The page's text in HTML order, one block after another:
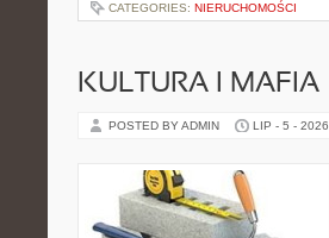
CATEGORIES: NIERUCHOMOŚCI
KULTURA I MAFIA
POSTED BY ADMIN LIP - 5 - 2026